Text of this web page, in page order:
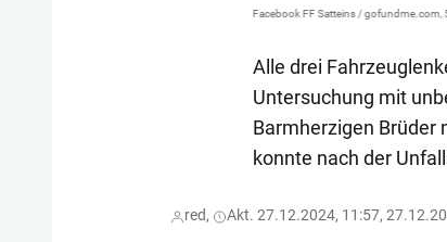
Facebook FF Satteins / gofundme.com,
Alle drei
Untersuchung mit
Barmherzigen Brüder
konnte nach der
red, Akt. 27.12.2024, 11:57,